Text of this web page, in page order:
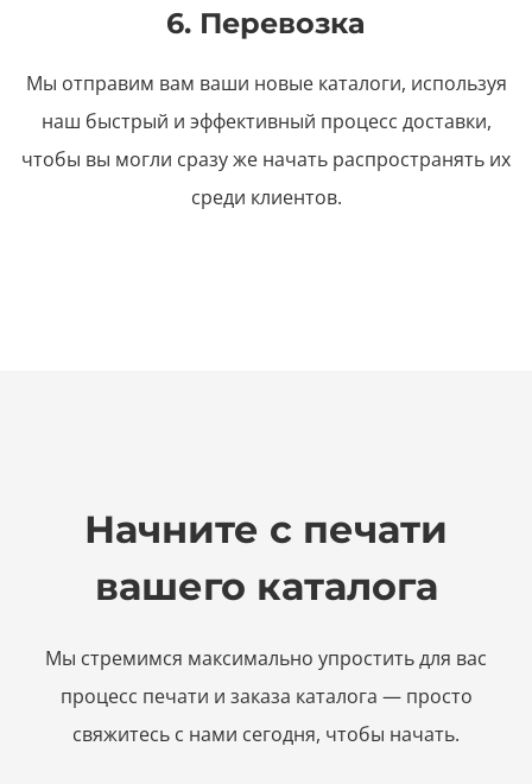
6. Перевозка
Мы отправим вам ваши новые каталоги, используя
наш быстрый и эффективный процесс доставки,
чтобы вы могли сразу же начать распространять их
среди клиентов.
Начните с печати
вашего каталога
Мы стремимся максимально упростить для вас
процесс печати и заказа каталога — просто
свяжитесь с нами сегодня, чтобы начать.